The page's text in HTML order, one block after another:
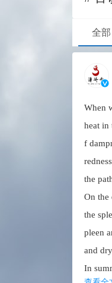
全部
When
heat in
f
the
On the
the
pleen
and
In